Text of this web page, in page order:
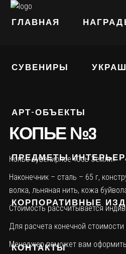
ГЛАВНАЯ
СУВЕНИРЫ
АРТ-ОБЪЕКТЫ
ПРЕДМЕТЫ
КОРПОРАТИВНЫЕ
КОНТАКТЫ
КОПЬЕ №3
Копье сувенирное «Ось Земли»
Наконечник – сталь – 65 г,
волка, льняная нить, кожа
Стоимость рассчитывается
Для расчета конечной
Менеджер поможет вам оформить